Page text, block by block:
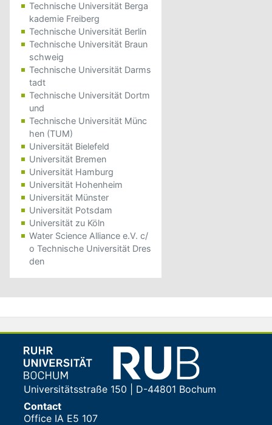
Technische Universität Berga
kademie Freiberg
Technische Universität Berlin
Technische Universität Braun
schweig
Technische Universität Darms
tadt
Technische Universität Dortm
und
Technische Universität Münc
hen (TUM)
Universität Bielefeld
Universität Bremen
Universität Hamburg
Universität Hohenheim
Universität Münster
Universität Potsdam
Universität zu Köln
Water Science Alliance e.V. c/
o Technische Universität Dres
den
Universitätsstraße 150 | D-44801 Bochum
Contact
Office IA E5 107